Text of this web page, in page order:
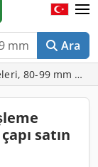
Ara
80-99 mm iş
satın